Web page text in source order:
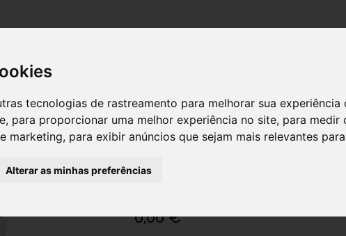
tecnologias de rastreamento para melhorar sua
, para proporcionar uma melhor experiência no site, para medir
marketing, para exibir anúncios que sejam mais relevantes
Alterar as minhas preferências
Eucerin Aquaphor Sos Lip
Ref.: 6350439
0,00 €